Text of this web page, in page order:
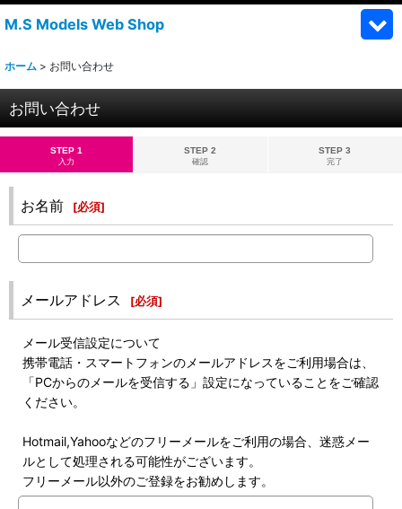
M.S Models Web Shop
ホーム > お問い合わせ
お問い合わせ
STEP 1
入力
STEP 2
確認
STEP 3
完了
お名前 [必須]
メールアドレス [必須]
メール受信設定について
携帯電話・スマートフォンのメールアドレスをご利用場合は、
「PCからのメールを受信する」設定になっていることをご確認
ください。
Hotmail,Yahooなどのフリーメールをご利用の場合、迷惑メー
ルとして処理される可能性がございます。
フリーメール以外のご登録をお勧めします。